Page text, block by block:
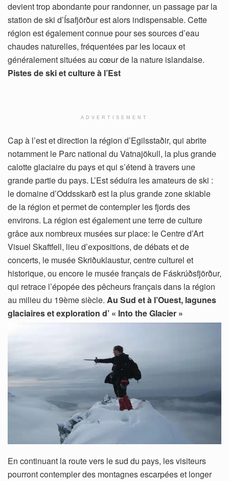
devient trop abondante pour randonner, un passage par la
station de ski d’Ísafjörður est alors indispensable. Cette
région est également connue pour ses sources d’eau
chaudes naturelles, fréquentées par les locaux et
généralement situées au cœur de la nature islandaise.
Pistes de ski et culture à l’Est
ADVERTISEMENT
Cap à l’est et direction la région d’Egilsstaðir, qui abrite
notamment le Parc national du Vatnajökull, la plus grande
calotte glaciaire du pays et qui s’étend à travers une
grande partie du pays. L’Est séduira les amateurs de ski :
le domaine d’Oddsskarð est la plus grande zone skiable
de la région et permet de contempler les fjords des
environs. La région est également une terre de culture
grâce aux nombreux musées sur place: le Centre d’Art
Visuel Skaftfell, lieu d’expositions, de débats et de
concerts, le musée Skriðuklaustur, centre culturel et
historique, ou encore le musée français de Fáskrúðsfjörður,
qui retrace l’épopée des pêcheurs français dans la région
au milieu du 19ème siècle. Au Sud et à l’Ouest, lagunes
glaciaires et exploration d’ « Into the Glacier »
En continuant la route vers le sud du pays, les visiteurs
pourront contempler des montagnes escarpées et longer